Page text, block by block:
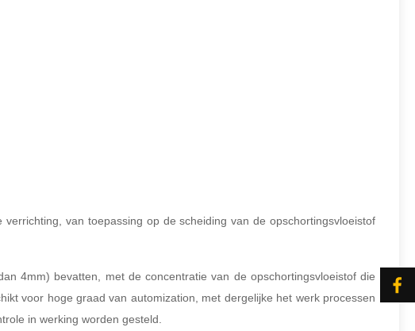
van toepassing op de scheiding van de opschortingsvloeistof
4mm) bevatten, met de concentratie van de opschortingsvloeistof die
voor hoge graad van automization, met dergelijke het werk processen
in werking worden gesteld.